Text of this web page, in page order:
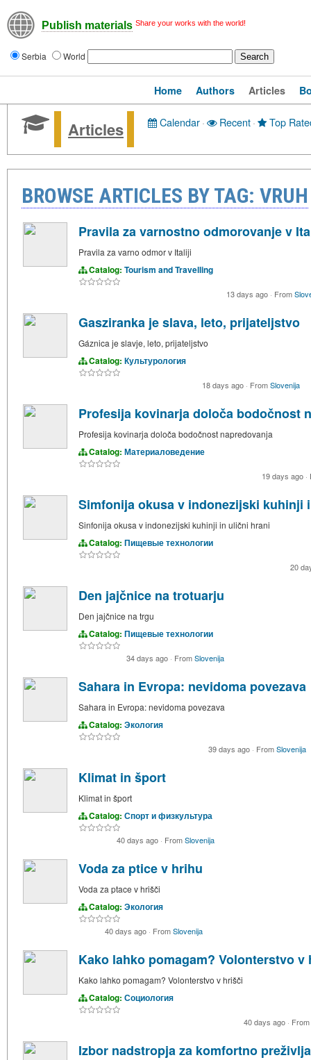
Publish materials Share your works with the world!
Serbia World
Home Authors Articles
Articles Calendar· Recent· Top
BROWSE ARTICLES BY TAG: VRUH
Pravila za varnostno odmorovanje v
Pravila za varno odmor v Italiji
Catalog: Tourism and Travelling
13 days ago · From
Gasziranka je slava, leto, prijateljstvo
Gáznica je slavje, leto, prijateljstvo
Catalog: Культурология
18 days ago · FromSlovenija
Profesija kovinarja določa bodočnost
Profesija kovinarja določa bodočnost napredovanja
Catalog: Материаловедение
19 days ago ·
Simfonija okusa v indonezijski kuhinji
Sinfonija okusa v indonezijski kuhinji in ulični hrani
Catalog: Пищевые технологии
20
Den jajčnice na trotuarju
Den jajčnice na trgu
Catalog: Пищевые технологии
34 days ago · FromSlovenija
Sahara in Evropa: nevidoma povezava
Sahara in Evropa: nevidoma povezava
Catalog: Экология
39 days ago · FromSlovenija
Klimat in šport
Klimat in šport
Catalog: Спорт и физкультура
40 days ago · FromSlovenija
Voda za ptice v hrihu
Voda za ptace v hrišči
Catalog: Экология
40 days ago · FromSlovenija
Kako lahko pomagam? Volonterstvo v
Kako lahko pomagam? Volonterstvo v hrišči
Catalog: Социология
40 days ago · From
Izbor nadstropja za komfortno